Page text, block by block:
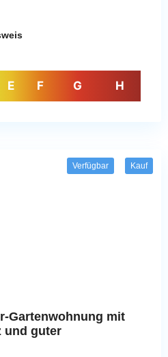
E F G H
Verfügbar Kauf
Gartenwohnung mit
und guter